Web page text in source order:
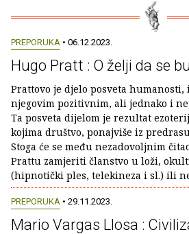
PREPORUKA • 06.12.2023.
Hugo Pratt : O želji da se
Prattovo je djelo posveta
njegovim pozitivnim, ali jednako i
Ta posveta dijelom je rezultat
kojima društvo, ponajviše iz
Stoga će se među nezadovoljnim
Prattu zamjeriti članstvo u loži,
(hipnotički ples, telekineza i sl.) ili
PREPORUKA • 29.11.2023.
Mario Vargas Llosa :